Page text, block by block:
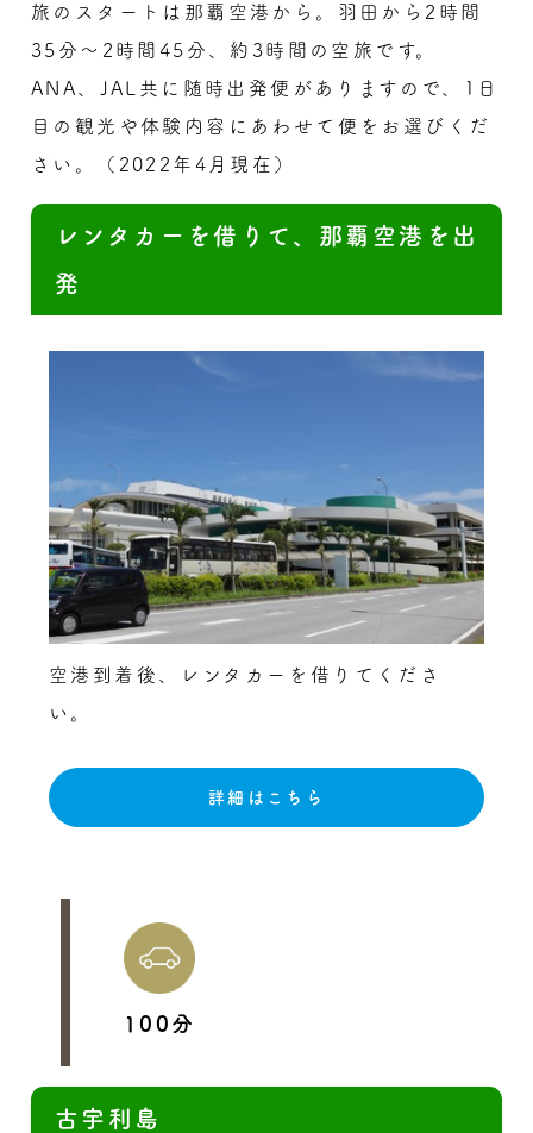
旅のスタートは那覇空港から。羽田から2時間
35分～2時間45分、約3時間の空旅です。
ANA、JAL共に随時出発便がありますので、1日
目の観光や体験内容にあわせて便をお選びくだ
さい。（2022年4月現在）
レンタカーを借りて、那覇空港を出
発
空港到着後、レンタカーを借りてくださ
い。
詳細はこちら
100分
古宇利島